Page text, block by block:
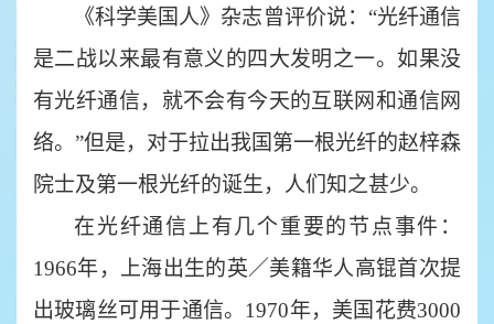
《科学美国人》杂志曾评价说： “光纤通信
是二战以来最有意义的四大发明之一。如果没
有光纤通信，就不会有今天的互联网和通信网
络。”但是，对于拉出我国第一根光纤的赵梓森
院士及第一根光纤的诞生，人们知之甚少。
在光纤通信上有几个重要的节点事件：
1966年，上海出生的英／美籍华人高锟首次提
出玻璃丝可用于通信。1970年，美国花费3000